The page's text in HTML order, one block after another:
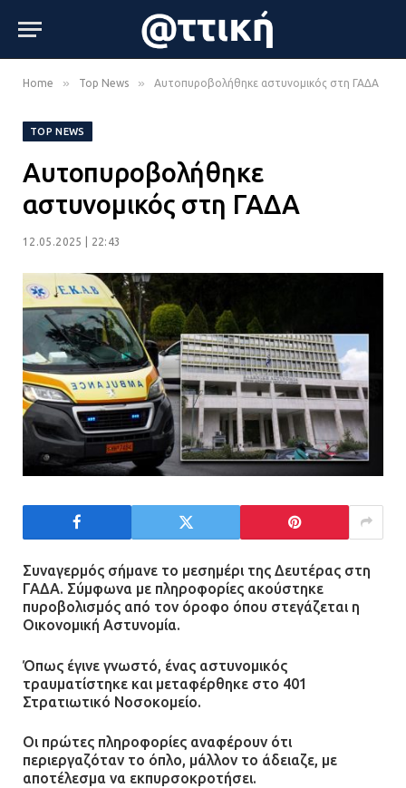
Home » Top News » Αυτοπυροβολήθηκε αστυνομικός στη ΓΑΔΑ
TOP NEWS
Αυτοπυροβολήθηκε
αστυνομικός στη ΓΑΔΑ
12.05.2025 | 22:43
Συναγερμός σήμανε το μεσημέρι της Δευτέρας στη
ΓΑΔΑ. Σύμφωνα με πληροφορίες ακούστηκε
πυροβολισμός από τον όροφο όπου στεγάζεται η
Οικονομική Αστυνομία.
Όπως έγινε γνωστό, ένας αστυνομικός
τραυματίστηκε και μεταφέρθηκε στο 401
Στρατιωτικό Νοσοκομείο.
Οι πρώτες πληροφορίες αναφέρουν ότι
περιεργαζόταν το όπλο, μάλλον το άδειαζε, με
αποτέλεσμα να εκπυρσοκροτήσει.